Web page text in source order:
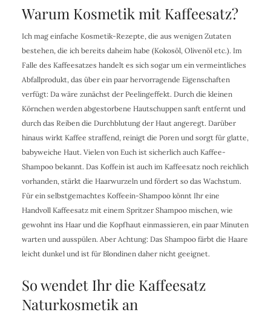
Warum Kosmetik mit Kaffeesatz?
Ich mag einfache Kosmetik-Rezepte, die aus wenigen Zutaten
bestehen, die ich bereits daheim habe (Kokosöl, Olivenöl etc.). Im
Falle des Kaffeesatzes handelt es sich sogar um ein vermeintliches
Abfallprodukt, das über ein paar hervorragende Eigenschaften
verfügt: Da wäre zunächst der Peelingeffekt. Durch die kleinen
Körnchen werden abgestorbene Hautschuppen sanft entfernt und
durch das Reiben die Durchblutung der Haut angeregt. Darüber
hinaus wirkt Kaffee straffend, reinigt die Poren und sorgt für glatte,
babyweiche Haut. Vielen von Euch ist sicherlich auch Kaffee-
Shampoo bekannt. Das Koffein ist auch im Kaffeesatz noch reichlich
vorhanden, stärkt die Haarwurzeln und fördert so das Wachstum.
Für ein selbstgemachtes Koffeein-Shampoo könnt Ihr eine
Handvoll Kaffeesatz mit einem Spritzer Shampoo mischen, wie
gewohnt ins Haar und die Kopfhaut einmassieren, ein paar Minuten
warten und ausspülen. Aber Achtung: Das Shampoo färbt die Haare
leicht dunkel und ist für Blondinen daher nicht geeignet.
So wendet Ihr die Kaffeesatz
Naturkosmetik an